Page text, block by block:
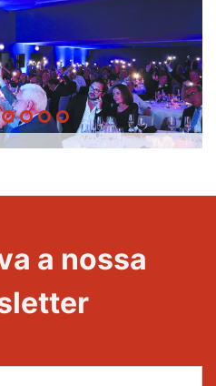
a nossa